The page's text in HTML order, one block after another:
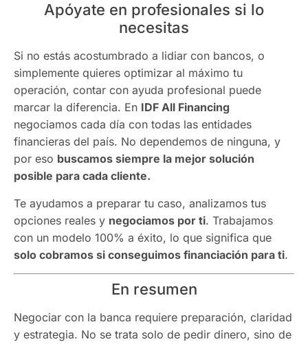
Apóyate en profesionales si lo
necesitas
Si no estás acostumbrado a lidiar con bancos, o
simplemente quieres optimizar al máximo tu
operación, contar con ayuda profesional puede
marcar la diferencia. En IDF All Financing
negociamos cada día con todas las entidades
financieras del país. No dependemos de ninguna, y
por eso buscamos siempre la mejor solución
posible para cada cliente.
Te ayudamos a preparar tu caso, analizamos tus
opciones reales y negociamos por ti. Trabajamos
con un modelo 100% a éxito, lo que significa que
solo cobramos si conseguimos financiación para ti.
En resumen
Negociar con la banca requiere preparación, claridad
y estrategia. No se trata solo de pedir dinero, sino de